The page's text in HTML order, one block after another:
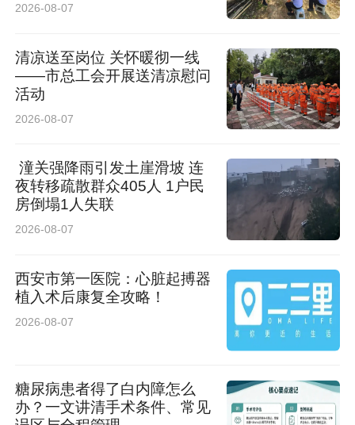
2026-08-07
清凉送至岗位 关怀暖彻一线
——市总工会开展送清凉慰问
活动
2026-08-07
潼关强降雨引发土崖滑坡 连
夜转移疏散群众405人 1户民
房倒塌1人失联
2026-08-07
西安市第一医院：心脏起搏器
植入术后康复全攻略！
2026-08-07
糖尿病患者得了白内障怎么
办？一文讲清手术条件、常见